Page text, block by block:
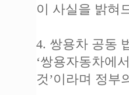
이 사실을 밝혀
4. 쌍용차 공동
‘쌍용자동차에
것’이라며 정부